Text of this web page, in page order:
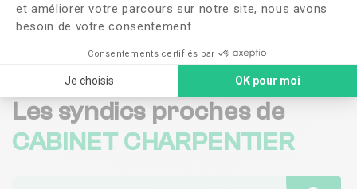
et améliorer votre parcours sur notre site, nous avons
besoin de votre consentement.
Consentements certifiés par
Je choisis OK pour moi
Me faire rappeler
Les syndics proches de
CABINET CHARPENTIER